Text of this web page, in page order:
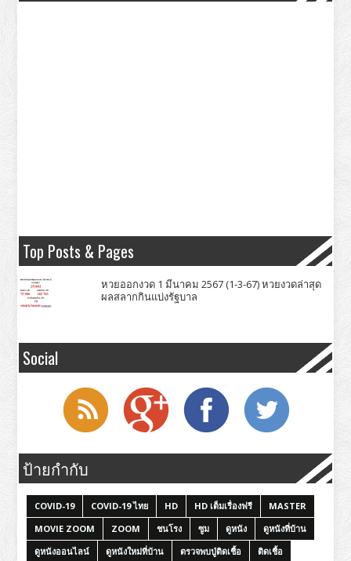
Top Posts & Pages
หวยออกงวด 1 มีนาคม 2567 (1-3-67) หวยงวดล่าสุด
ผลสลากกินแบ่งรัฐบาล
Social
ป้ายกำกับ
COVID-19 COVID-19 ไทย HD HD เต็มเรื่องฟรี
MASTER
MOVIE ZOOM
ZOOM ชนโรง ซูม ดูหนัง
ดูหนังที่บ้าน
ดูหนังออนไลน์
ดูหนังใหม่ที่บ้าน ตรวจพบปู่ติดเชื้อ
ติดเชื้อ